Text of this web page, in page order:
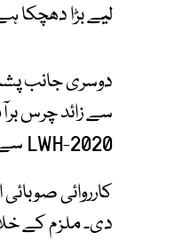
لیے بڑا دھچکا
سے زائد چرس
LWH-2020 سے 19 ہزار 200 گرام چرس برآمد کی اور ملزم نعمت شاہ کو موقع پر گرفتار کر لیا۔
کارروائی
دی۔ ملزم کے